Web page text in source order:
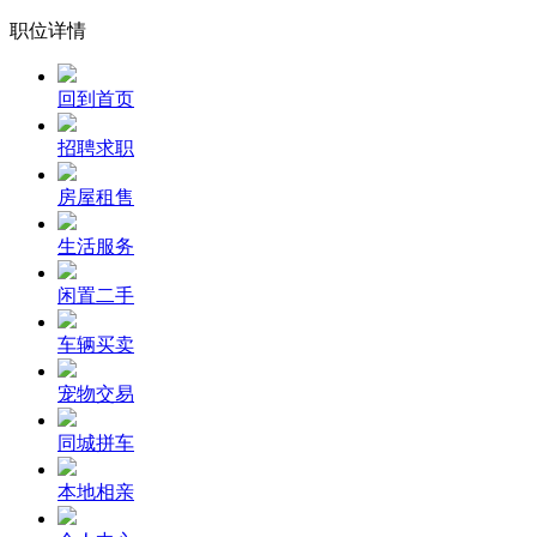
职位详情
回到首页
招聘求职
房屋租售
生活服务
闲置二手
车辆买卖
宠物交易
同城拼车
本地相亲